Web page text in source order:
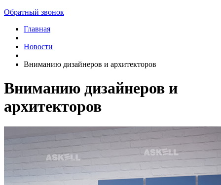
Обратный звонок
Главная
Новости
Вниманию дизайнеров и архитекторов
Вниманию дизайнеров и
архитекторов